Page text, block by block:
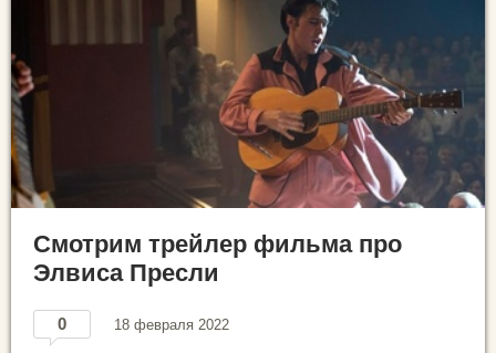
Смотрим трейлер фильма про
Элвиса Пресли
0 18 февраля 2022